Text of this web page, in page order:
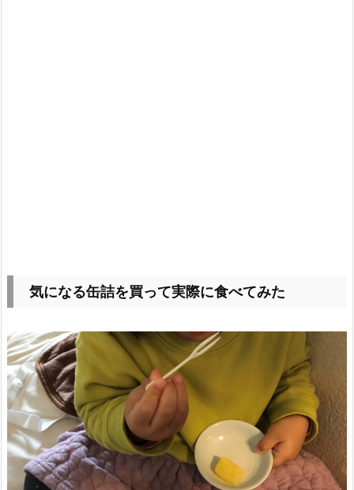
気になる缶詰を買って実際に食べてみた